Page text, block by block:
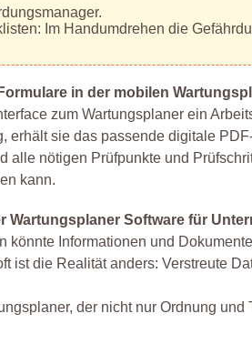
Im Handumdrehen die
in der mobilen
zum Wartungsplaner ein
erhält sie das passende digitale
alle nötigen Prüfpunkte und
kann.
Wartungsplaner Software für
könnte Informationen und
ist die Realität anders: Verstreute
der nicht nur Ordnung